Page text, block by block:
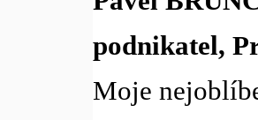
podnikatel,
Moje